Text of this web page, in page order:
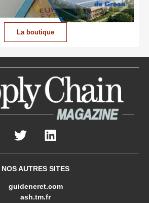
La boutique
NOS AUTRES SITES
guideneret.com
ash.tm.fr